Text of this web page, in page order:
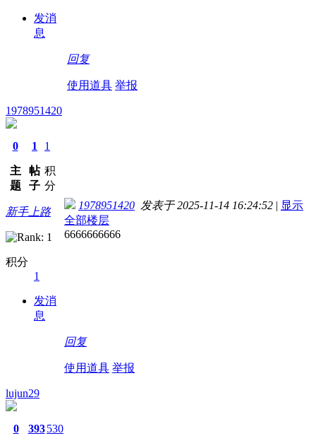
发消
息
回复
使用道具 举报
1978951420
0
主
题
1
帖
子
1
积
分
新手上路
积分
1
发消
息
1978951420 发表于 2025-11-14 16:24:52 | 显示
全部楼层
6666666666
回复
使用道具 举报
lujun29
0 393 530